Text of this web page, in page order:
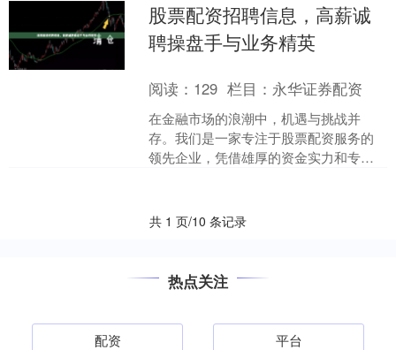
吸引了众多投资者....
股票配资招聘信息，高薪诚
聘操盘手与业务精英
阅读： 129 栏目： 永华证券配资
在金融市场的浪潮中，机遇与挑战并
存。我们是一家专注于股票配资服务的
领先企业，凭借雄厚的资金实力和专业
共 1 页/10 条记录
热点关注
配资 平台